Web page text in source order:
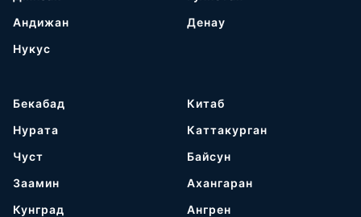
Андижан
Нукус
Денау
Бекабад
Нурата
Чуст
Заамин
Кунград
Китаб
Каттакурган
Байсун
Ахангаран
Ангрен